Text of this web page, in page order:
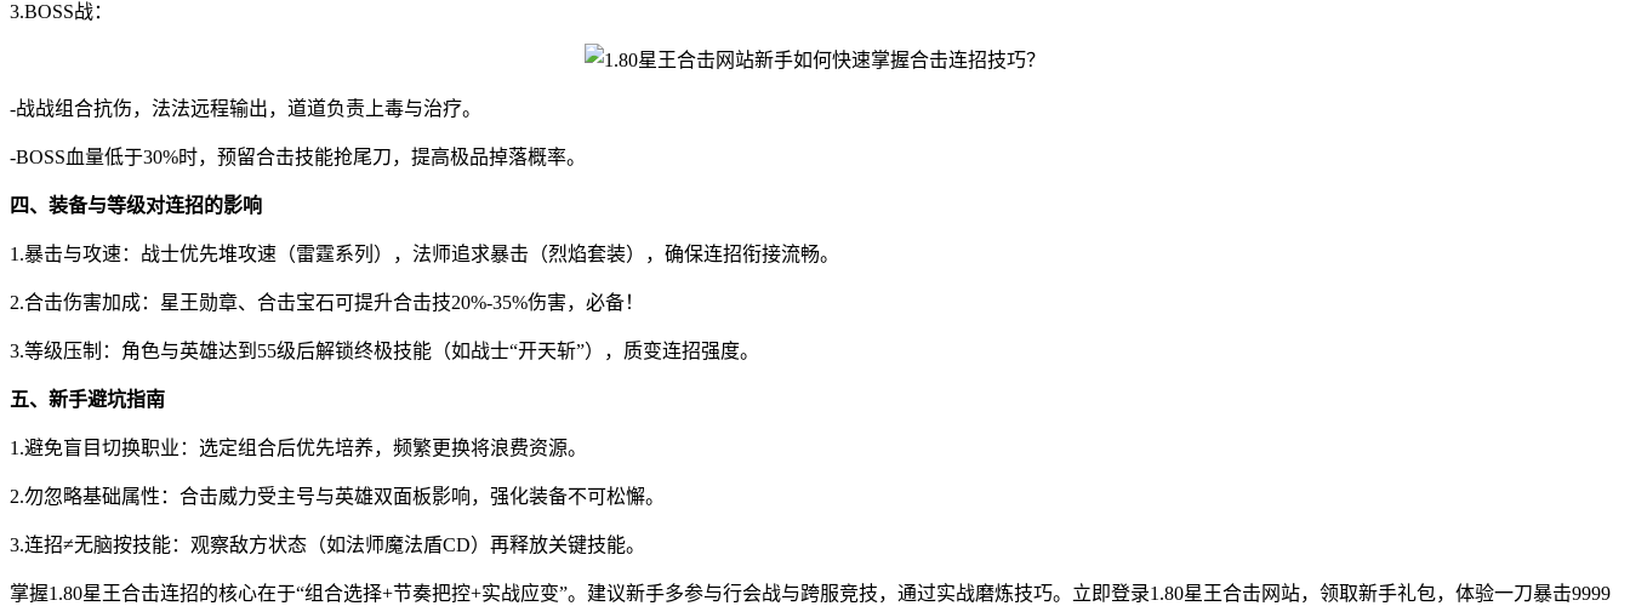
3.BOSS战：
-战战组合抗伤，法法远程输出，道道负责上毒与治疗。
-BOSS血量低于30%时，预留合击技能抢尾刀，提高极品掉落概率。
四、装备与等级对连招的影响
1.暴击与攻速：战士优先堆攻速（雷霆系列），法师追求暴击（烈焰套装），确保连招衔接流畅。
2.合击伤害加成：星王勋章、合击宝石可提升合击技20%-35%伤害，必备！
3.等级压制：角色与英雄达到55级后解锁终极技能（如战士“开天斩”），质变连招强度。
五、新手避坑指南
1.避免盲目切换职业：选定组合后优先培养，频繁更换将浪费资源。
2.勿忽略基础属性：合击威力受主号与英雄双面板影响，强化装备不可松懈。
3.连招≠无脑按技能：观察敌方状态（如法师魔法盾CD）再释放关键技能。
掌握1.80星王合击连招的核心在于“组合选择+节奏把控+实战应变”。建议新手多参与行会战与跨服竞技，通过实战磨炼技巧。立即登录1.80星王合击网站，领取新手礼包，体验一刀暴击9999